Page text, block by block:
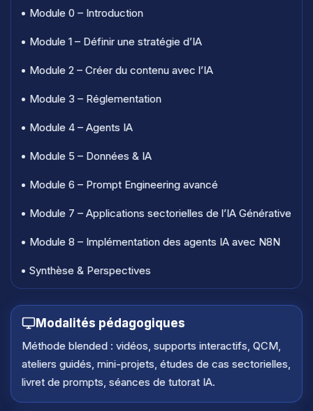
• Module 0 – Introduction
• Module 1 – Définir une stratégie d’IA
• Module 2 – Créer du contenu avec l’IA
• Module 3 – Réglementation
• Module 4 – Agents IA
• Module 5 – Données & IA
• Module 6 – Prompt Engineering avancé
• Module 7 – Applications sectorielles de l’IA Générative
• Module 8 – Implémentation des agents IA avec N8N
• Synthèse & Perspectives
Modalités pédagogiques
Méthode blended : vidéos, supports interactifs, QCM,
ateliers guidés, mini-projets, études de cas sectorielles,
livret de prompts, séances de tutorat IA.